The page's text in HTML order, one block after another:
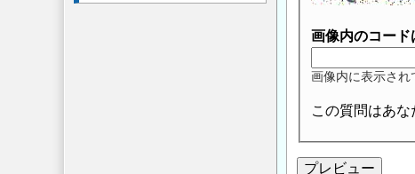
画像内のコード
画像内に表示され
この質問はあ